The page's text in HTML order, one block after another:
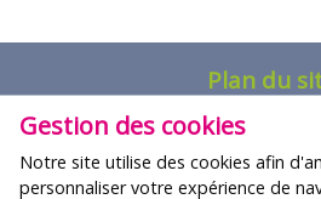
Plan du
FORMATIONS
Nos offres
Gestion des cookies
Notre site utilise des cookies afin
personnaliser votre expérience de